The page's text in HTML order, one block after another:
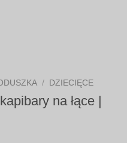
/ DZIECIĘCE
na łące |